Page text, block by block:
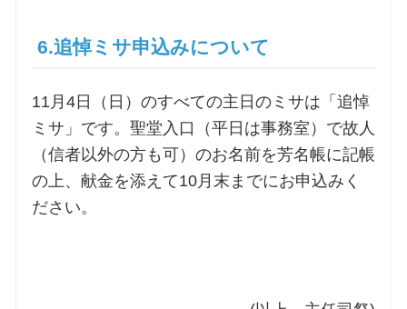
6.追悼ミサ申込みについて
11月4日（日）のすべての主日のミサは「追悼
ミサ」です。聖堂入口（平日は事務室）で故人
（信者以外の方も可）のお名前を芳名帳に記帳
の上、献金を添えて10月末までにお申込みく
ださい。